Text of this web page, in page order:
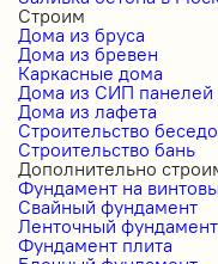
Строим
Дома из бруса
Дома из бревен
Каркасные дома
Дома из СИП панелей
Дома из лафета
Строительство
Строительство бань
Дополнительно
Фундамент на
Свайный фундамент
Ленточный фундамент
Фундамент плита